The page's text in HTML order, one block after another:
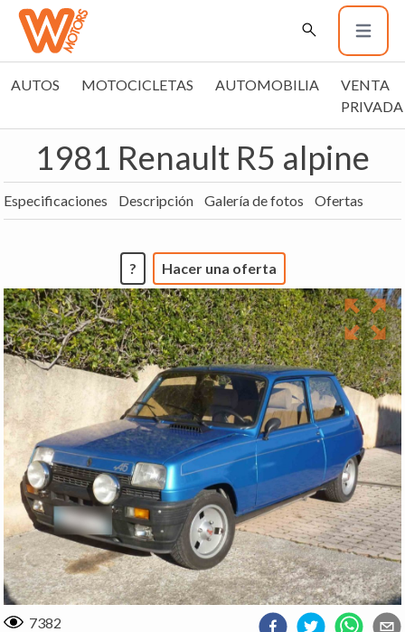
AUTOS MOTOCICLETAS AUTOMOBILIA
VENTA
PRIVADA
1981 Renault R5 alpine
Especificaciones Descripción Galería de fotos Ofertas
? Hacer una oferta
7382